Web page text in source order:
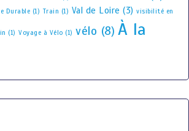
Durable (1) Train (1) Val de Loire (3) visibilité en
(1) Voyage à Vélo (1) vélo (8) À la